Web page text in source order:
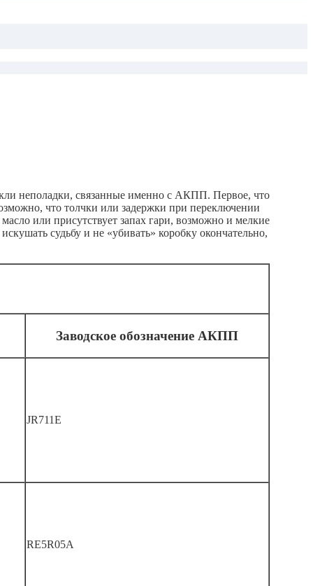
неполадки, связанные именно с АКПП. Первое, что
что толчки или задержки при переключении
или присутствует запах гари, возможно и мелкие
судьбу и не «убивать» коробку окончательно,
Заводское обозначение АКПП
JR711E
RE5R05A